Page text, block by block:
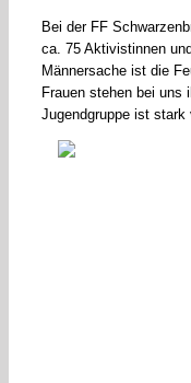
Bei der FF
ca. 75 Aktivistinnen
Männersache ist die
Frauen stehen bei uns
Jugendgruppe ist stark